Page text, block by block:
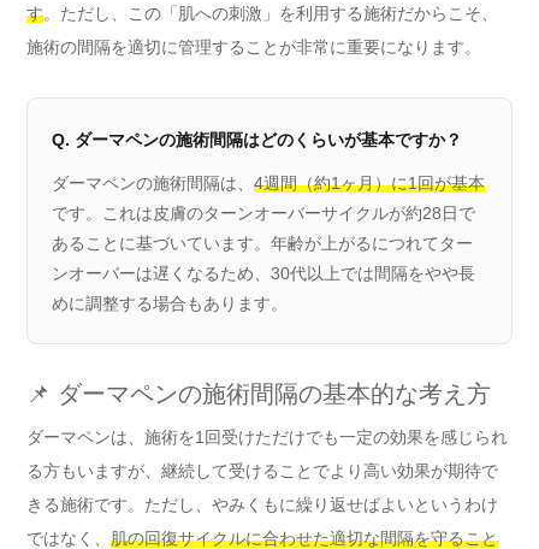
す。ただし、この「肌への刺激」を利用する施術だからこそ、
施術の間隔を適切に管理することが非常に重要になります。
Q. ダーマペンの施術間隔はどのくらいが基本ですか？
ダーマペンの施術間隔は、 4週間（約1ヶ月）に1回が基本
です。これは皮膚のターンオーバーサイクルが約28日で
あることに基づいています。年齢が上がるにつれてター
ンオーバーは遅くなるため、30代以上では間隔をやや長
めに調整する場合もあります。
📌 ダーマペンの施術間隔の基本的な考え方
ダーマペンは、施術を1回受けただけでも一定の効果を感じられ
る方もいますが、継続して受けることでより高い効果が期待で
きる施術です。ただし、やみくもに繰り返せばよいというわけ
ではなく、 肌の回復サイクルに合わせた適切な間隔を守ること